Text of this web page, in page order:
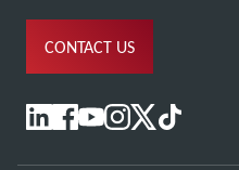
CONTACT US